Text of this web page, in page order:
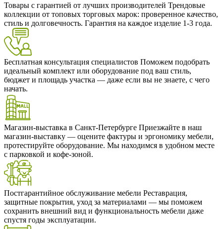
Товары с гарантией от лучших производителей Трендовые
коллекции от топовых торговых марок: проверенное качество,
стиль и долговечность. Гарантия на каждое изделие 1-3 года.
Бесплатная консультация специалистов Поможем подобрать
идеальный комплект или оборудование под ваш стиль,
бюджет и площадь участка — даже если вы не знаете, с чего
начать.
Магазин-выставка в Санкт-Петербурге Приезжайте в наш
магазин-выставку — оцените фактуры и эргономику мебели,
протестируйте оборудование. Мы находимся в удобном месте
с парковкой и кофе-зоной.
Постгарантийное обслуживание мебели Реставрация,
защитные покрытия, уход за материалами — мы поможем
сохранить внешний вид и функциональность мебели даже
спустя годы эксплуатации.